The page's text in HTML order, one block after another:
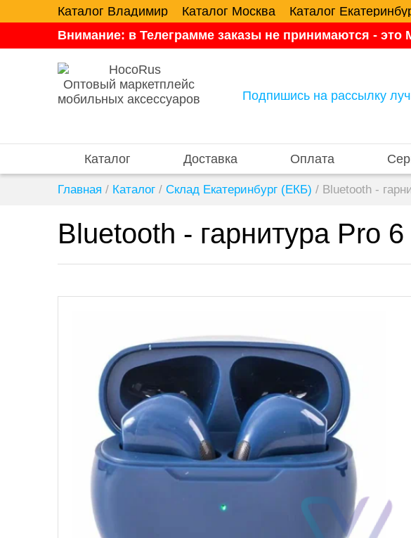
Каталог Владимир Каталог Москва Каталог
Внимание: в Телеграмме заказы не принимаются - это
Оптовый маркетплейс
мобильных аксессуаров
Подпишись на рассылку
Каталог Доставка Оплата
Главная / Каталог / Склад Екатеринбург (ЕКБ) / Bluetooth -
Bluetooth - гарнитура Pro